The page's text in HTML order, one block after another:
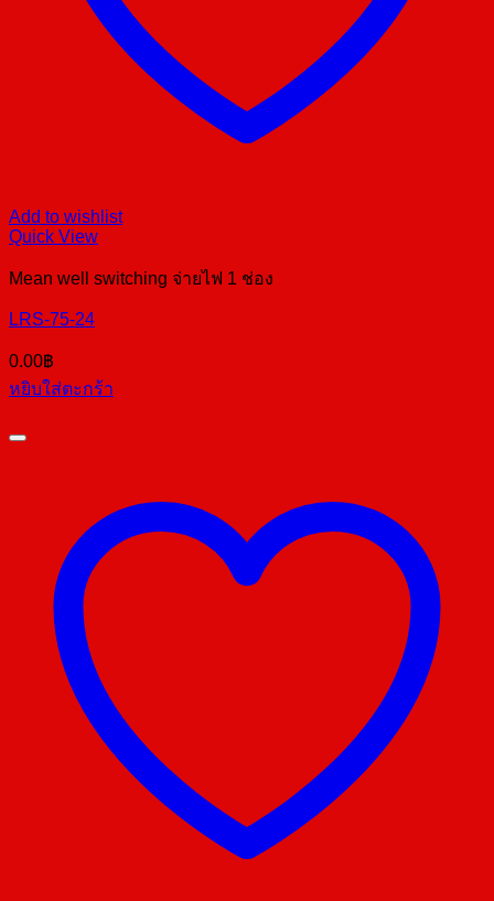
Add to wishlist
Quick View
Mean well switching จ่ายไฟ 1 ช่อง
LRS-75-24
0.00฿
หยิบใส่ตะกร้า